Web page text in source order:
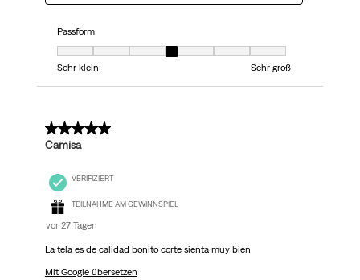
Passform
Passform, 4 von 7, wobei 1 gleich Sehr klein ist und 7 gleich Sehr groß
Sehr klein
Sehr groß
5 von 5 Sternen.
Camisa
VERIFIZIERT
TEILNAHME AM GEWINNSPIEL
vor 27 Tagen
La tela es de calidad bonito corte sienta muy bien
Mit Google übersetzen